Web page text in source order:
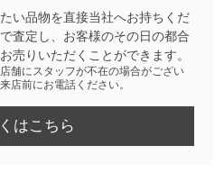
い品物を直接当社へお持ちくだ
査定し、お客様のその日の都合
売りいただくことができます。
舗にスタッフが不在の場合がござい
店前にお電話ください。
はこちら